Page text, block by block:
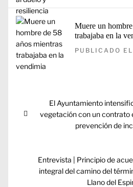
Muere un
trabajaba en la
PUBLICADO
de
Entrada
anterior:
El Ayuntamiento
vegetación con un contrato
prevención de
Entrada
siguiente:
Entrevista | Principio de
integral del camino del
Llano del